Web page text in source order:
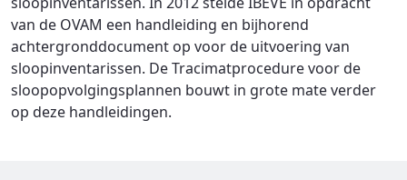
van de OVAM een handleiding en bijhorend
achtergronddocument op voor de uitvoering van
sloopinventarissen. De Tracimatprocedure voor de
sloopopvolgingsplannen bouwt in grote mate verder
op deze handleidingen.